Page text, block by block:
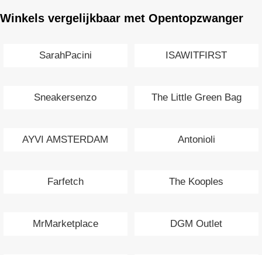
Winkels vergelijkbaar met Opentopzwanger
SarahPacini ISAWITFIRST
Sneakersenzo The Little Green Bag
AYVI AMSTERDAM Antonioli
Farfetch The Kooples
MrMarketplace DGM Outlet